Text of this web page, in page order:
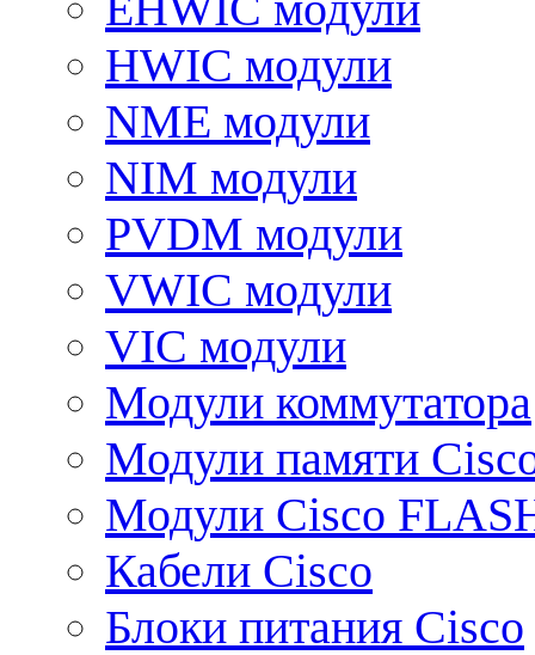
HWIC модули
NME модули
NIM модули
PVDM модули
VWIC модули
VIC модули
Модули коммутатора
Модули памяти
Модули Cisco
Кабели Cisco
Блоки питания Cisco